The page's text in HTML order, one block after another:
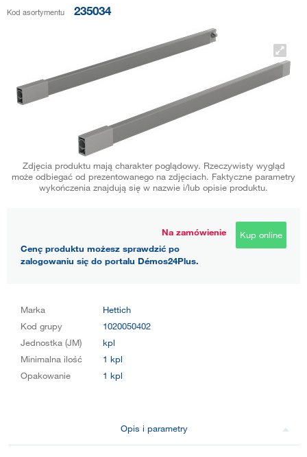
Kod asortymentu 235034
Zdjęcia produktu mają charakter poglądowy. Rzeczywisty wygląd
może odbiegać od prezentowanego na zdjęciach. Faktyczne parametry
wykończenia znajdują się w nazwie i/lub opisie produktu.
Na zamówienie
Cenę produktu możesz sprawdzić po
zalogowaniu się do portalu Démos24Plus.
Kup online
Marka
Hettich
Kod grupy
1020050402
Jednostka (JM)
kpl
Minimalna ilość
1 kpl
Opakowanie
1 kpl
Opis i parametry